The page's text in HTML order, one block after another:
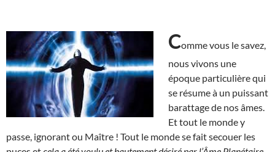
Comme vous le savez,
nous vivons une
époque particulière qui
se résume à un puissant
barattage de nos âmes.
Et tout le monde y
passe, ignorant ou Maître ! Tout le monde se fait secouer les